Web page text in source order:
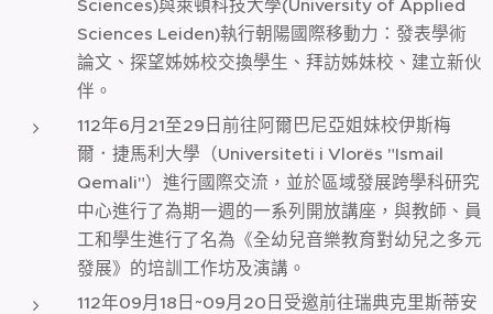
Sciences)與萊頓科技大學(University of Applied
Sciences Leiden)執行朝陽國際移動力：發表學術
論文、探望姊姊校交換學生、拜訪姊妹校、建立新伙
伴。
112年6月21至29日前往阿爾巴尼亞姐妹校伊斯梅
爾．捷馬利大學（Universiteti i Vlorës "Ismail
Qemali"）進行國際交流，並於區域發展跨學科研究
中心進行了為期一週的一系列開放講座，與教師、員
工和學生進行了名為《全幼兒音樂教育對幼兒之多元
發展》的培訓工作坊及演講。
112年09月18日~09月20日受邀前往瑞典克里斯蒂安